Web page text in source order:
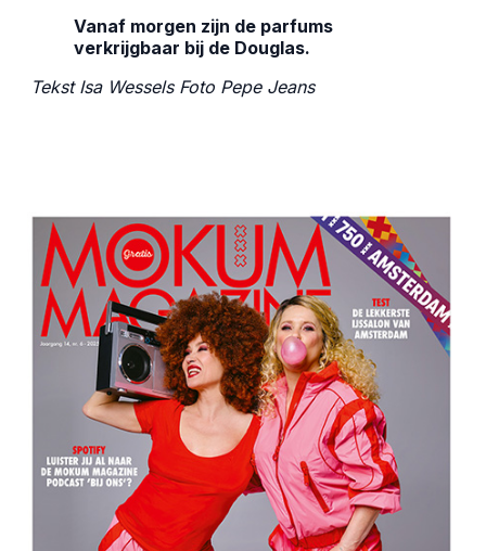
Vanaf morgen zijn de parfums
verkrijgbaar bij de Douglas.
Tekst Isa Wessels Foto Pepe Jeans